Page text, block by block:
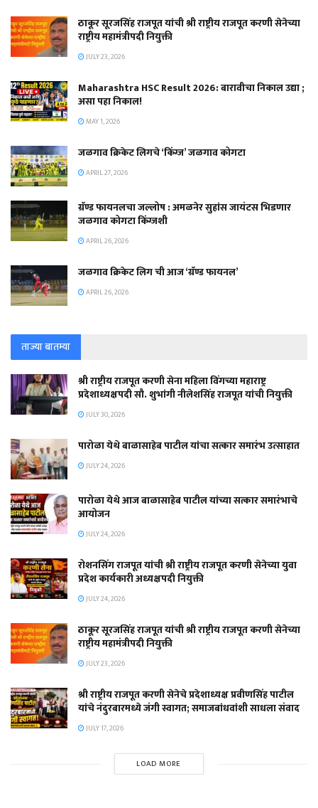
ठाकूर सूरजसिंह राजपूत यांची श्री राष्ट्रीय राजपूत करणी सेनेच्या
राष्ट्रीय महामंत्रीपदी नियुक्ती
JULY 23, 2026
Maharashtra HSC Result 2026: बारावीचा निकाल उद्या ;
असा पहा निकाल!
MAY 1, 2026
जळगाव क्रिकेट लिगचे ‘किंग्ज’ जळगाव कोगटा
APRIL 27, 2026
ग्रॅण्ड फायनलचा जल्लोष : अमळनेर सुहांस जायंटस भिडणार
जळगाव कोगटा किंग्जशी
APRIL 26, 2026
जळगाव क्रिकेट लिग ची आज ‘ग्रॅण्ड फायनल’
APRIL 26, 2026
ताज्या बातम्या
श्री राष्ट्रीय राजपूत करणी सेना महिला विंगच्या महाराष्ट्र
प्रदेशाध्यक्षपदी सौ. शुभांगी नीलेशसिंह राजपूत यांची नियुक्ती
JULY 30, 2026
पारोळा येथे बाळासाहेब पाटील यांचा सत्कार समारंभ उत्साहात
JULY 24, 2026
पारोळा येथे आज बाळासाहेब पाटील यांच्या सत्कार समारंभाचे
आयोजन
JULY 24, 2026
रोशनसिंग राजपूत यांची श्री राष्ट्रीय राजपूत करणी सेनेच्या युवा
प्रदेश कार्यकारी अध्यक्षपदी नियुक्ती
JULY 24, 2026
ठाकूर सूरजसिंह राजपूत यांची श्री राष्ट्रीय राजपूत करणी सेनेच्या
राष्ट्रीय महामंत्रीपदी नियुक्ती
JULY 23, 2026
श्री राष्ट्रीय राजपूत करणी सेनेचे प्रदेशाध्यक्ष प्रवीणसिंह पाटील
यांचे नंदुरबारमध्ये जंगी स्वागत; समाजबांधवांशी साधला संवाद
JULY 17, 2026
LOAD MORE